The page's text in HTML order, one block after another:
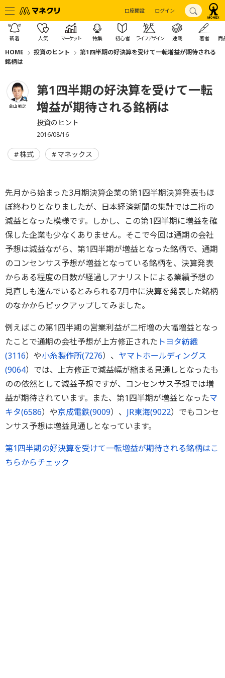
口座開設 ログイン
新着 人気 マーケット 特集 初心者 ライフデザイン 連載 著者 商
HOME 投資のヒント
第1四半期の好決算を受けて一転増益が期待される
銘柄は
金山 敏之
第1四半期の好決算を受けて一転
増益が期待される銘柄は
投資のヒント
2016/08/16
株式 マネックス
先月から始まった3月期決算企業の第1四半期決算発表もほ
ぼ終わりとなりましたが、日本経済新聞の集計では二桁の
減益となった模様です。しかし、この第1四半期に増益を確
保した企業も少なくありません。そこで今回は通期の会社
予想は減益ながら、第1四半期が増益となった銘柄で、通期
のコンセンサス予想が増益となっている銘柄を、決算発表
からある程度の日数が経過しアナリストによる業績予想の
見直しも進んでいるとみられる7月中に決算を発表した銘柄
のなかからピックアップしてみました。
例えばこの第1四半期の営業利益が二桁増の大幅増益となっ
たことで通期の会社予想が上方修正された トヨタ紡織
(3116）や小糸製作所(7276）、 ヤマトホールディングス
(9064）では、上方修正で減益幅が縮まる見通しとなったも
のの依然として減益予想ですが、コンセンサス予想では増
益が期待されています。また、第1四半期が増益となったマ
キタ(6586）や京成電鉄(9009）、 JR東海(9022）でもコンセ
ンサス予想は増益見通しとなっています。
第1四半期の好決算を受けて一転増益が期待される銘柄はこ
ちらからチェック